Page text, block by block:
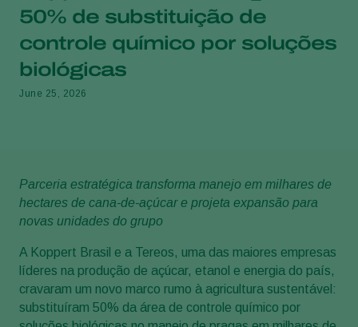
50% de substituição de
controle químico por soluções
biológicas
June 25, 2026
Parceria estratégica transforma manejo em milhares de
hectares de cana-de-açúcar e projeta expansão para
novas unidades do grupo
A Koppert Brasil e a Tereos, uma das maiores empresas
líderes na produção de açúcar, etanol e energia do país,
cravaram um novo marco rumo à agricultura sustentável:
substituíram 50% da área de controle químico por